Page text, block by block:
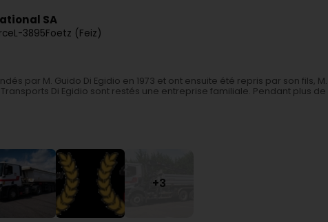
SA
L-3895Foetz (Feiz)
par M. Guido Di Egidio en 1973 et ont ensuite été repris par son fils, M.
Transports Di Egidio sont restés une entreprise familiale. Pendant plus de
+3